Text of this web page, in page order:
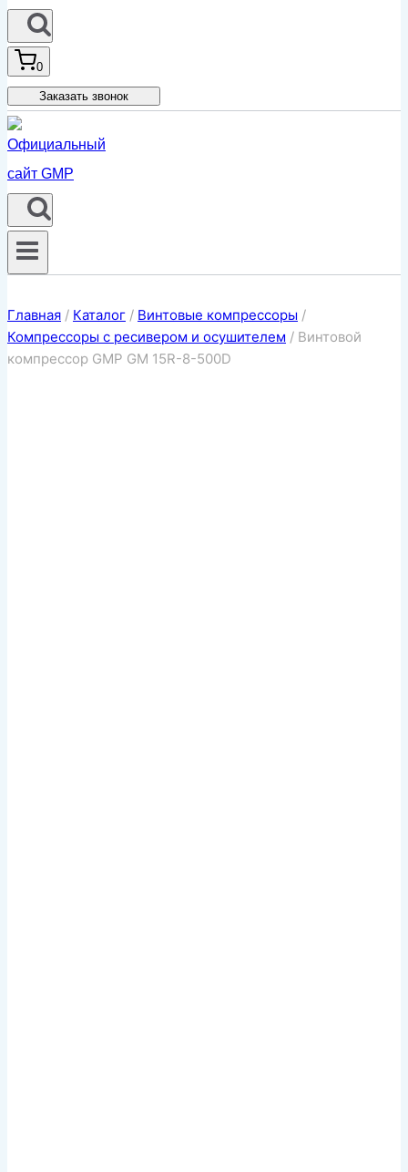
0
Заказать звонок
Главная / Каталог / Винтовые компрессоры /
Компрессоры с ресивером и осушителем / Винтовой
компрессор GMP GM 15R-8-500D